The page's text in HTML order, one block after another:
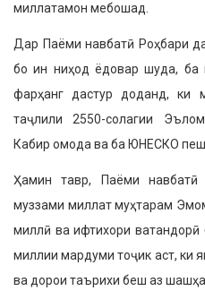
миллатамон мебошад.
Дар Паёми навбатӣ Роҳбари
бо ин ниҳод ёдовар шуда, ба
фарҳанг дастур доданд, ки
таҷлили 2550-солагии
Кабир омода ва ба ЮНЕСКО
Ҳамин тавр, Паёми
муззами миллат муҳтарам
миллӣ ва ифтихори ватандорӣ
миллии мардуми тоҷик аст, ки
ва дорои таърихи беш аз